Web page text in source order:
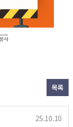
목록
25.10.10